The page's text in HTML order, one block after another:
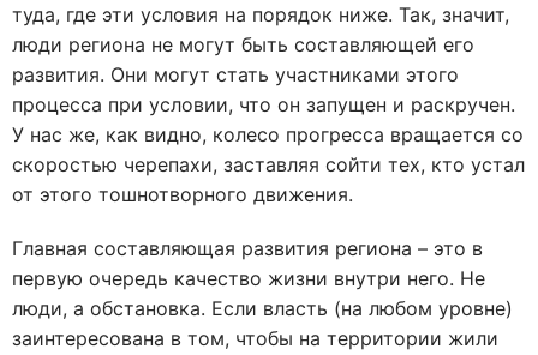
туда, где эти условия на порядок ниже. Так, значит,
люди региона не могут быть составляющей его
развития. Они могут стать участниками этого
процесса при условии, что он запущен и раскручен.
У нас же, как видно, колесо прогресса вращается со
скоростью черепахи, заставляя сойти тех, кто устал
от этого тошнотворного движения.
Главная составляющая развития региона – это в
первую очередь качество жизни внутри него. Не
люди, а обстановка. Если власть (на любом уровне)
заинтересована в том, чтобы на территории жили